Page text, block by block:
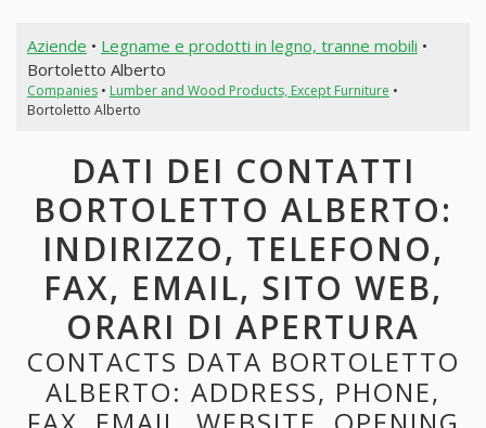
Aziende • Legname e prodotti in legno, tranne mobili •
Bortoletto Alberto
Companies• Lumber and Wood Products, Except Furniture •
Bortoletto Alberto
DATI DEI CONTATTI
BORTOLETTO ALBERTO:
INDIRIZZO, TELEFONO,
FAX, EMAIL, SITO WEB,
ORARI DI APERTURA
CONTACTS DATA BORTOLETTO
ALBERTO: ADDRESS, PHONE,